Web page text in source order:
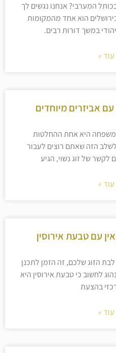
המערבי? אנחנו נגשים לך
הוא אחד מהמקומות
במשך דורות רבים.
»
אביזרים מיוחדים
היא אחת ההחלטות
הזה שאתם רוצים לעבור
לקשר של זוג נשוי, הגיע
»
עם טבעת אירוסין
הזוג שלכם, זה הזמן לתכנן
לחשוב כי טבעת אירוסין היא
בהצעת
»